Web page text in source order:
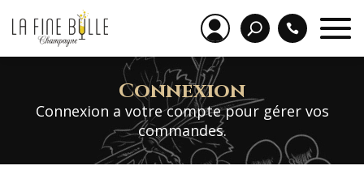
Connexion
Connexion a votre compte pour gérer vos
commandes.